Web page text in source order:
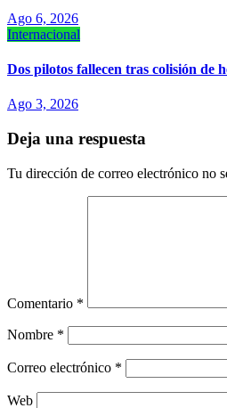
Ago 6, 2026
Internacional
Dos pilotos fallecen tras colisión de
Ago 3, 2026
Deja una respuesta
Tu dirección de correo electrónico no
Comentario *
Nombre *
Correo electrónico *
Web